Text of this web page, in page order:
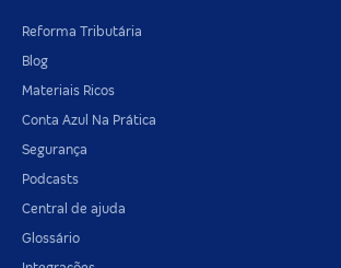
Reforma Tributária
Blog
Materiais Ricos
Conta Azul Na Prática
Segurança
Podcasts
Central de ajuda
Glossário